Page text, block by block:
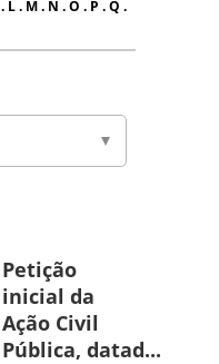
. L. M. N .O . P .Q .
Petição
inicial da
Ação Civil
Pública, datad...